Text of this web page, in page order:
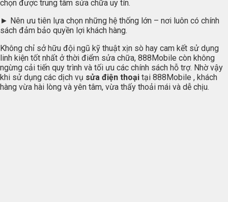
chọn được trung tâm sửa chữa uy tín.
► Nên ưu tiên lựa chọn những hệ thống lớn – nơi luôn có chính
sách đảm bảo quyền lợi khách hàng.
Không chỉ sở hữu đội ngũ kỹ thuật xịn sò hay cam kết sử dụng
linh kiện tốt nhất ở thời điểm sửa chữa, 888Mobile còn không
ngừng cải tiến quy trình và tối ưu các chính sách hỗ trợ. Nhờ vậy
khi sử dụng các dịch vụ sửa điện thoại tại 888Mobile , khách
hàng vừa hài lòng và yên tâm, vừa thấy thoải mái và dễ chịu.